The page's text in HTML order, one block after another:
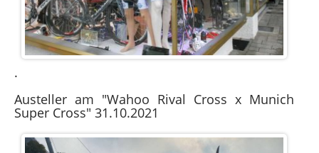
.
Austeller am "Wahoo Rival Cross x Munich
Super Cross" 31.10.2021